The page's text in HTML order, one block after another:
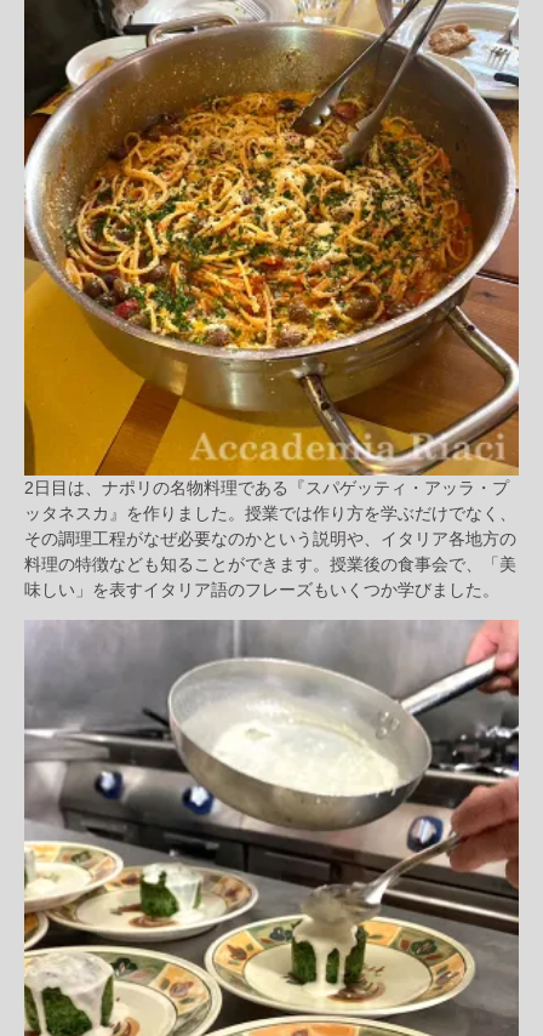
2日目は、ナポリの名物料理である『スパゲッティ・アッラ・プ
ッタネスカ』を作りました。授業では作り方を学ぶだけでなく、
その調理工程がなぜ必要なのかという説明や、イタリア各地方の
料理の特徴なども知ることができます。授業後の食事会で、「美
味しい」を表すイタリア語のフレーズもいくつか学びました。